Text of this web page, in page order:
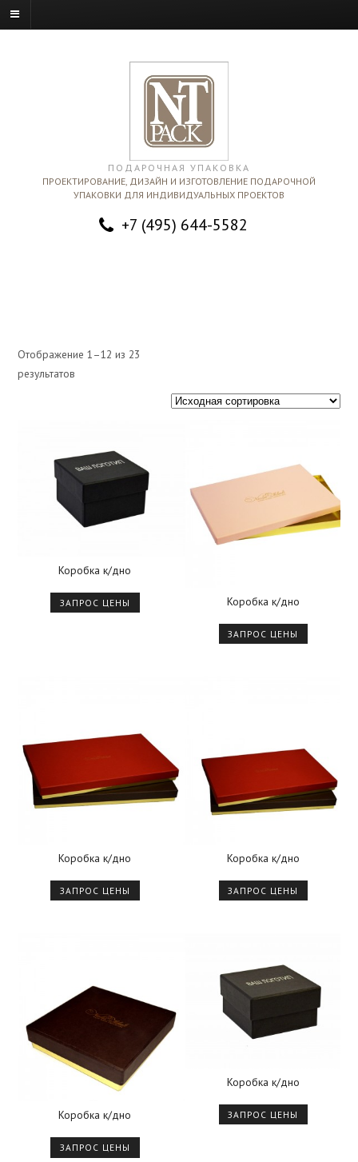
ПОДАРОЧНАЯ УПАКОВКА
ПРОЕКТИРОВАНИЕ, ДИЗАЙН И ИЗГОТОВЛЕНИЕ ПОДАРОЧНОЙ
УПАКОВКИ ДЛЯ ИНДИВИДУАЛЬНЫХ ПРОЕКТОВ
+7 (495) 644-5582
Отображение 1–12 из 23
результатов
Коробка к/дно
ЗАПРОС ЦЕНЫ Коробка к/дно
ЗАПРОС ЦЕНЫ
Коробка к/дно
ЗАПРОС ЦЕНЫ
Коробка к/дно
ЗАПРОС ЦЕНЫ
Коробка к/дно
ЗАПРОС ЦЕНЫ
Коробка к/дно
ЗАПРОС ЦЕНЫ